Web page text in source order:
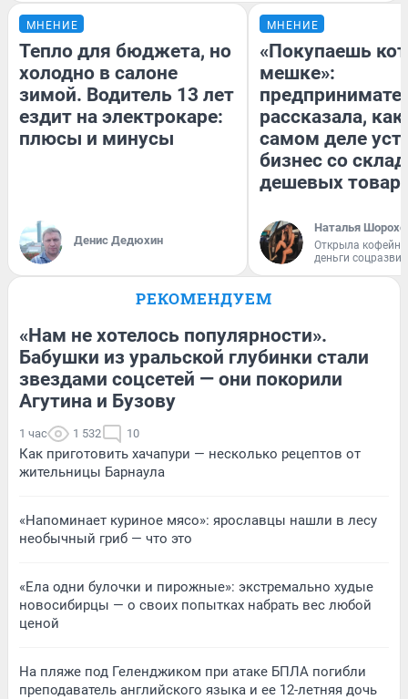
МНЕНИЕ
Тепло для бюджета, но
холодно в салоне
зимой. Водитель 13 лет
ездит на электрокаре:
плюсы и минусы
Денис Дедюхин
МНЕНИЕ
«Покупаешь
мешке»:
рассказала, как
самом деле
бизнес со
дешевых
Наталья
Открыла
деньги
РЕКОМЕНДУЕМ
«Нам не хотелось популярности».
Бабушки из уральской глубинки стали
звездами соцсетей — они покорили
Агутина и Бузову
1 час 1 532 10
Как приготовить хачапури — несколько рецептов от
жительницы Барнаула
«Напоминает куриное мясо»: ярославцы нашли в лесу
необычный гриб — что это
«Ела одни булочки и пирожные»: экстремально худые
новосибирцы — о своих попытках набрать вес любой
ценой
На пляже под Геленджиком при атаке БПЛА погибли
преподаватель английского языка и ее 12-летняя дочь